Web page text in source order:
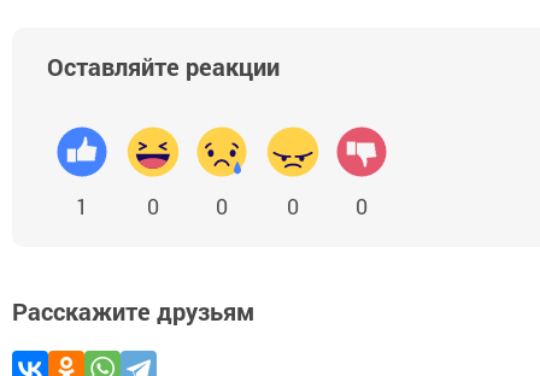
Оставляйте реакции
1 0 0 0 0
Расскажите друзьям